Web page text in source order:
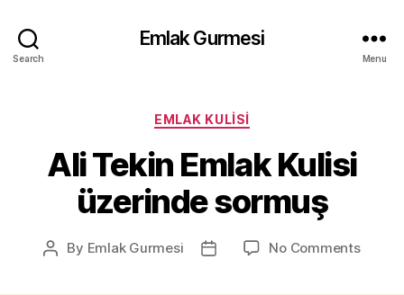
Search
Emlak Gurmesi
Menu
Categories
EMLAK KULISI
Ali Tekin Emlak Kulisi
üzerinde sormuş
Post
By Emlak Gurmesi
Post
No Commentson